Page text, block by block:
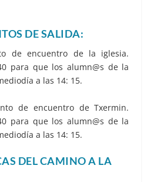
DE SALIDA:
de encuentro de la iglesia.
para que los alumn@s de la
a las 14: 15.
de encuentro de Txermin.
para que los alumn@s de la
a las 14: 15.
DEL CAMINO A LA